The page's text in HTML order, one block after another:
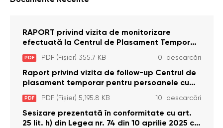
RAPORT privind vizita de monitorizare
efectuată la Centrul de Plasament Temporar
pentru Persoane cu Dizabilități (Adulte) din s.
Brînzeni, r. Edineț, din data de 25 mai 2026
PDF PDF (Fișier) 355.7 KB 0 descarcări
Raport privind vizita de follow-up Centrul de
plasament temporar pentru persoanele cu
dizabilități (adulte) Bădiceni, Soroca (11 iunie
2026)
PDF PDF (Fișier) 5,195.8 KB 10 descarcări
Sesizare prezentată în conformitate cu art.
25 lit. h) din Legea nr. 74 din 10 aprilie 2025 cu